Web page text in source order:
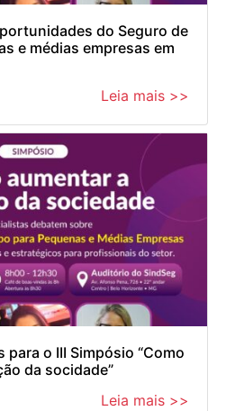
do Seguro de
e médias empresas em
Leia mais >>
o III Simpósio “Como
da socidade”
Leia mais >>